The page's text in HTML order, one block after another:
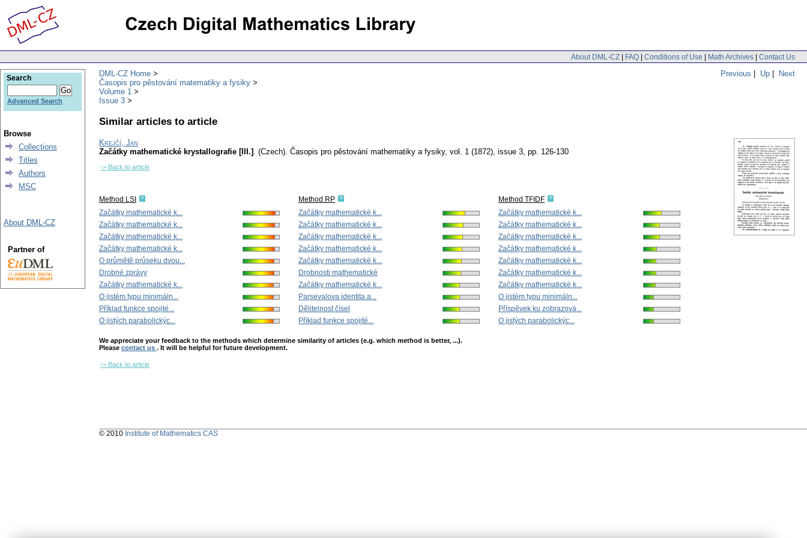
About DML-CZ | FAQ | Conditions of Use | Math Archives | Contact Us
Previous | Up | Next
DML-CZ Home
Časopis pro pěstování matematiky a fysiky
Volume 1
Issue 3
Similar articles to article
Krejčí, Jan
Začátky mathematické krystallografie [III.] . (Czech). Časopis pro pěstování mathematiky a fysiky, vol. 1 (1872), issue 3, pp. 126-130
-> Back to article
Method LSI
Začátky mathematické k...
Začátky mathematické k...
Začátky mathematické k...
Začátky mathematické k...
O průmětě průseku dvou...
Drobné zprávy
Začátky mathematické k...
O jistém typu minimáln...
Příklad funkce spojité...
O jistých parabolickýc...
Method RP
Začátky mathematické k...
Začátky mathematické k...
Začátky mathematické k...
Začátky mathematické k...
Začátky mathematické k...
Drobnosti mathematické
Začátky mathematické k...
Parsevalova identita a...
Dělitelnost čísel
Příklad funkce spojité...
Method TFIDF
Začátky mathematické k...
Začátky mathematické k...
Začátky mathematické k...
Začátky mathematické k...
Začátky mathematické k...
Začátky mathematické k...
Začátky mathematické k...
O jistém typu minimáln...
Příspěvek ku zobrazová...
O jistých parabolickýc...
We appreciate your feedback to the methods which determine similarity of articles (e.g. which method is better, ...).
Please contact us . It will be helpful for future development.
-> Back to article
Search
Advanced Search
Browse
Collections
Titles
Authors
MSC
About DML-CZ
Partner of
© 2010 Institute of Mathematics CAS